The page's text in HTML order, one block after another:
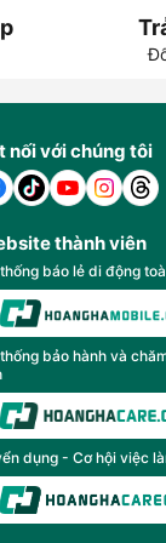
nối với chúng tôi
thành viên
báo lẻ di động
bảo hành và
dụng - Cơ hội việc